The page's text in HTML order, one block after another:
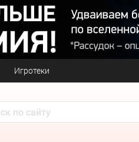
Игротеки